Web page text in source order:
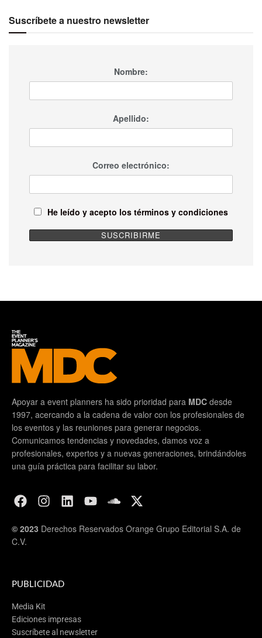
Suscríbete a nuestro newsletter
Nombre:
Apellido:
Correo electrónico:
He leído y acepto los términos y condiciones
Apoyar a event planners ha sido prioridad para MDC desde
1997, acercando a la cadena de valor con los profesionales de
los eventos y las reuniones para generar negocios.
Comunicamos tendencias y novedades, damos voz a
profesionales, expertos y a nuevas generaciones, brindándoles
una guía práctica para facilitar su labor.
© 2023 Derechos Reservados Orange Grupo Editorial S.A. de
C.V.
PUBLICIDAD
Media Kit
Ediciones impresas
Suscríbete al newsletter